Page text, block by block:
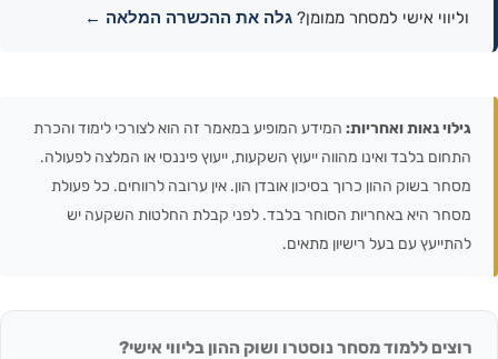
וליווי אישי למסחר ממומן? גלה את ההכשרה המלאה ←
גילוי נאות ואחריות: המידע המופיע במאמר זה הוא לצורכי לימוד והכרת
התחום בלבד ואינו מהווה ייעוץ השקעות, ייעוץ פיננסי או המלצה לפעולה.
מסחר בשוק ההון כרוך בסיכון אובדן הון. אין ערובה לרווחים. כל פעולת
מסחר היא באחריות הסוחר בלבד. לפני קבלת החלטות השקעה יש
להתייעץ עם בעל רישיון מתאים.
רוצים ללמוד מסחר נוסטרו ושוק ההון בליווי אישי?